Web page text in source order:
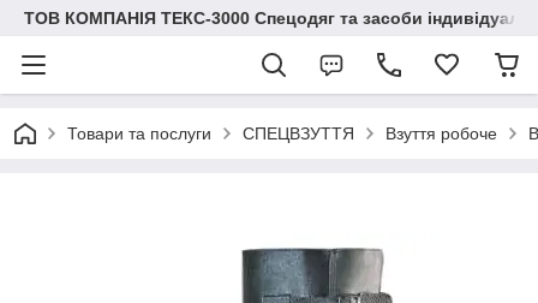
ТОВ КОМПАНІЯ ТЕКС-3000 Спецодяг та засоби
Товари та послуги СПЕЦВЗУТТЯ Взуття робоче